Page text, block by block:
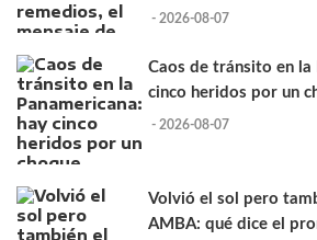
- 2026-08-07
Caos de tránsito en la
cinco heridos por un
- 2026-08-07
Volvió el sol pero
AMBA: qué dice el